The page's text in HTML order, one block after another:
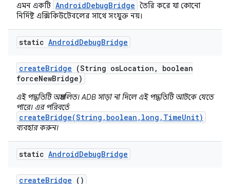
এমন একটি AndroidDebugBridge তৈরি করে যা কোনো
নির্দিষ্ট এক্সিকিউটেবলের সাথে সংযুক্ত নয়।
static AndroidDebugBridge
createBridge (String osLocation ,
boolean
forceNewBridge)
এই পদ্ধতিটি অপ্রচলিত। ADB সাড়া না দিলে এই পদ্ধতিটি আটকে যেতে
পারে। এর পরিবর্তে
createBridge(String,boolean,long,TimeUnit)
ব্যবহার করুন।
static AndroidDebugBridge
createBridge ()